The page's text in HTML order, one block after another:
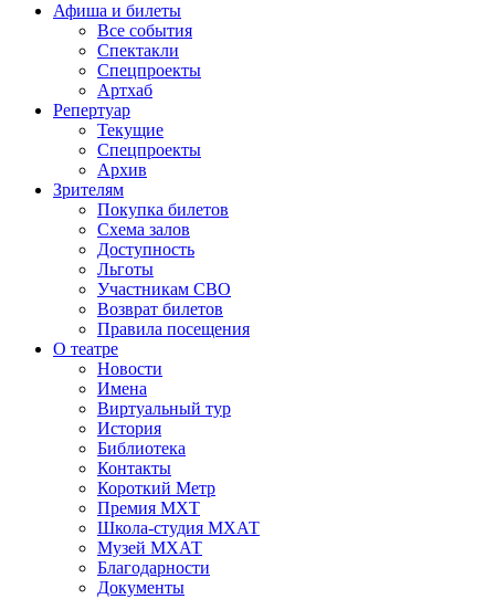
Афиша и билеты
Все события
Спектакли
Спецпроекты
Артхаб
Репертуар
Текущие
Спецпроекты
Архив
Зрителям
Покупка билетов
Схема залов
Доступность
Льготы
Участникам СВО
Возврат билетов
Правила посещения
О театре
Новости
Имена
Виртуальный тур
История
Библиотека
Контакты
Короткий Метр
Премия МХТ
Школа-студия МХАТ
Музей МХАТ
Благодарности
Документы